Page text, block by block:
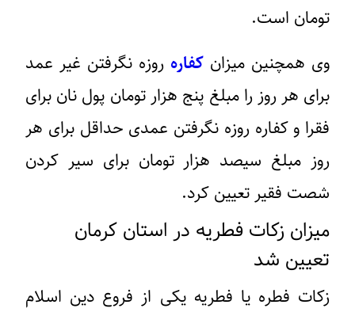
تومان است.
وی همچنین میزان کفاره روزه نگرفتن غیر عمد
برای هر روز را مبلغ پنج هزار تومان پول نان برای
فقرا و کفاره روزه نگرفتن عمدی حداقل برای هر
روز مبلغ سیصد هزار تومان برای سیر کردن
شصت فقیر تعیین کرد.
میزان زکات فطریه در استان کرمان
تعیین‌ شد‌
زکات فطره یا فطریه یکی از فروع دین اسلام